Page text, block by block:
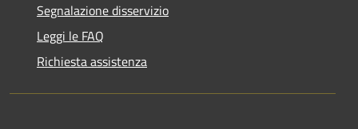
Segnalazione disservizio
Leggi le FAQ
Richiesta assistenza